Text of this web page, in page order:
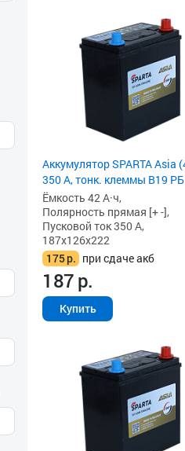
Аккумулятор SPARTA Asia
350 А, тонк. клеммы B19 РБ
Ёмкость 42 А·ч,
Полярность прямая [+ -],
Пусковой ток 350 А,
187x126x222
175р. при сдаче акб
187р.
Купить